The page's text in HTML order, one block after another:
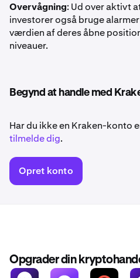
Overvågning: Ud over aktivt
investorer også bruge
værdien af deres åbne
niveauer.
Begynd at handle med
Har du ikke en Kraken-konto
tilmelde dig.
Opret konto
Opgrader din